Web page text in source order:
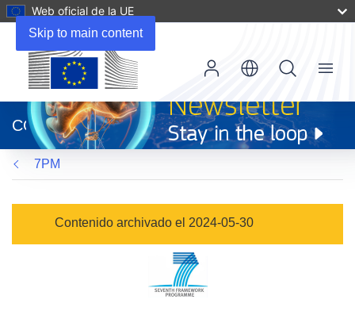
Skip to main content
Web oficial de la UE
abrirá
en
una
nueva
ventana)
CORDIS
Menu
7PM
Contenido archivado el 2024-05-30